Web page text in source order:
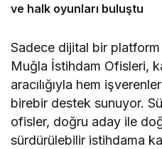
ve halk oyunları buluştu
Sadece dijital bir
Muğla İstihdam Ofisleri,
aracılığıyla hem
birebir destek sunuyor.
ofisler, doğru aday ile
sürdürülebilir istihdama